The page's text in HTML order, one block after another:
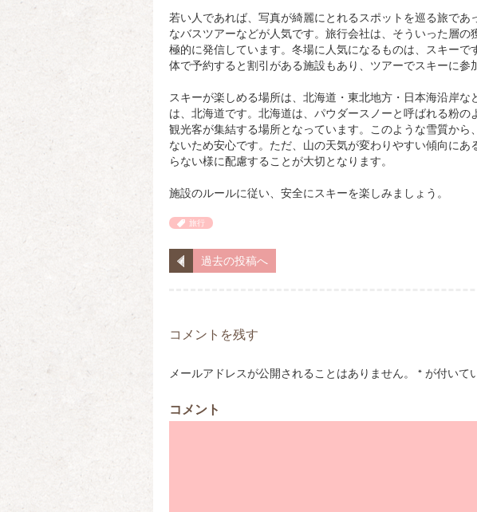
若い人であれば、写真が綺麗にとれるスポットを巡る旅で
なバスツアーなどが人気です。旅行会社は、そういった層
極的に発信しています。冬場に人気になるものは、スキー
体で予約すると割引がある施設もあり、ツアーでスキーに参
スキーが楽しめる場所は、北海道・東北地方・日本海沿岸
は、北海道です。北海道は、パウダースノーと呼ばれる粉
観光客が集結する場所となっています。このような雪質か
ないため安心です。ただ、山の天気が変わりやすい傾向に
らない様に配慮することが大切となります。
施設のルールに従い、安全にスキーを楽しみましょう。
旅行
過去の投稿へ
コメントを残す
メールアドレスが公開されることはありません。 * が付いて
コメント